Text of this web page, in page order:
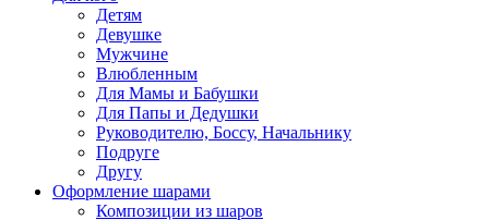
Детям
Девушке
Мужчине
Влюбленным
Для Мамы и Бабушки
Для Папы и Дедушки
Руководителю, Боссу, Начальнику
Подруге
Другу
Оформление шарами
Композиции из шаров